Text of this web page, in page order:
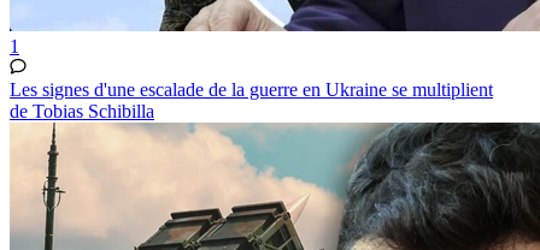
1
Les signes d'une escalade de la guerre en Ukraine se multiplient
de Tobias Schibilla